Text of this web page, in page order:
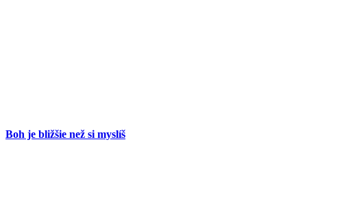
Boh je bližšie než si myslíš